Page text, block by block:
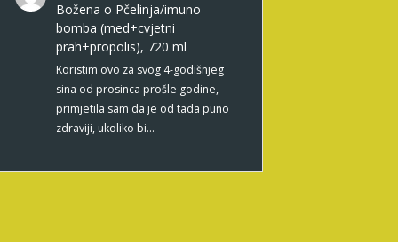
Božena o Pčelinja/imuno
bomba (med+cvjetni
prah+propolis), 720 ml
Koristim ovo za svog 4-godišnjeg
sina od prosinca prošle godine,
primjetila sam da je od tada puno
zdraviji, ukoliko bi…